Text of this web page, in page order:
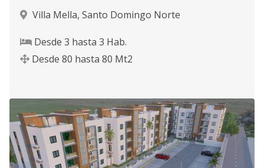
Villa Mella, Santo Domingo Norte
Desde 3 hasta 3 Hab.
Desde 80 hasta 80 Mt2